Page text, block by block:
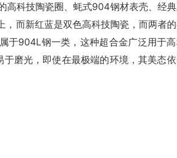
科技陶瓷圈、蚝式904钢材表壳、经
而新红蓝是双色高科技陶瓷，而两者
于904L钢一类，这种超合金广泛用于
磨光，即使在最极端的环境，其美态